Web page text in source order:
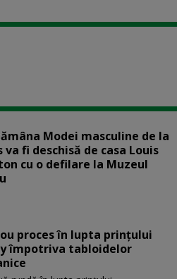
Modei masculine de la
va fi deschisă de casa Louis
cu o defilare la Muzeul
proces în lupta prinţului
împotriva tabloidelor